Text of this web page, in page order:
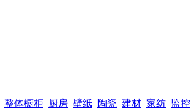
整体橱柜 厨房 壁纸 陶瓷 建材 家纺 监控